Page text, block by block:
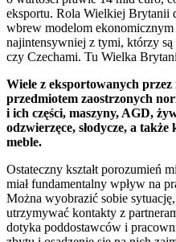
eksportu. Rola Wielkiej Brytanii
wbrew modelom
najintensywniej z tymi, którzy
czy Czechami. Tu Wielka
Wiele z eksportowanych
przedmiotem zaostrzonych
i ich części, maszyny, AGD,
odzwierzęce, słodycze, a
meble.
Ostateczny kształt porozumień
miał fundamentalny wpływ na
Można wyobrazić sobie
utrzymywać kontakty z
dotyka poddostawców i